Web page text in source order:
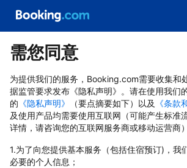
需您同意
为提供我们的服务，Booking.com需要收集和
据监管要求发布《隐私声明》。请在使用我们
的 《隐私声明》 （要点摘要如下）以及 《条款
及使用产品均需要使用互联网（可能产生标准
详情，请咨询您的互联网服务商或移动运营商
1.为了向您提供基本服务（包括住宿预订)，我
必要的个人信息；